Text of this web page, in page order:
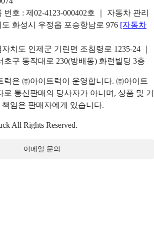
호 : 제02-4123-000402호 ｜ 자동차 관리
화성시 우정읍 포승항남로 976 [자동차
치도 인제군 기린면 조침령로 1235-24 ｜
초구 동작대로 230(방배동) 화련빌딩 3층
럭은 ㈜아이트럭이 운영합니다. ㈜아이트
로 통신판매의 당사자가 아니며, 상품 및 거
임은 판매자에게 있습니다.
All Rights Reserved.
이메일 문의